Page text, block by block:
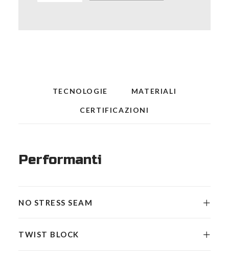
TECNOLOGIE MATERIALI
CERTIFICAZIONI
Performanti
NO STRESS SEAM
TWIST BLOCK